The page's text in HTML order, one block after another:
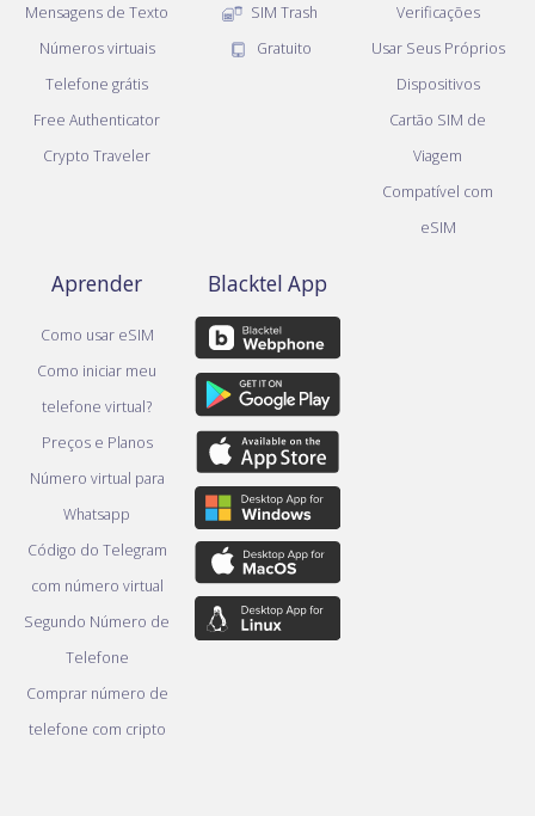
Mensagens de Texto
Números virtuais
Telefone grátis
Free Authenticator
Crypto Traveler
SIM Trash
Gratuito
Verificações
Usar Seus Próprios
Dispositivos
Cartão SIM de
Viagem
Compatível com
eSIM
Aprender
Como usar eSIM
Como iniciar meu
telefone virtual?
Preços e Planos
Número virtual para
Whatsapp
Código do Telegram
com número virtual
Segundo Número de
Telefone
Comprar número de
telefone com cripto
Blacktel App